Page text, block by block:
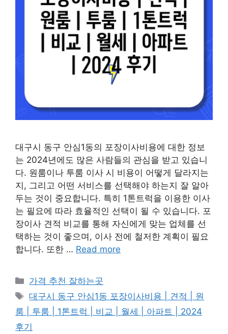
대구시 동구 안심1동의 포장이사비용에 대한 정보
는 2024년에도 많은 사람들의 관심을 받고 있습니
다. 원룸이나 투룸 이사 시 비용이 어떻게 달라지는
지, 그리고 어떤 서비스를 선택해야 하는지 잘 알아
두는 것이 중요합니다. 특히 1톤트럭을 이용한 이사
는 필요에 따라 효율적인 선택이 될 수 있습니다. 포
장이사 견적 비교를 통해 자신에게 맞는 업체를 선
택하는 것이 좋으며, 이사 전에 철저한 계획이 필요
합니다. 또한 … Read more
카
테
고
리
가격 추천 잘하는곳
태
그
대구시 동구 안심1동 포장이사비용 | 견적 | 원
룸 | 투룸 | 1톤트럭 | 비교 | 월세 | 아파트 | 2024
후기